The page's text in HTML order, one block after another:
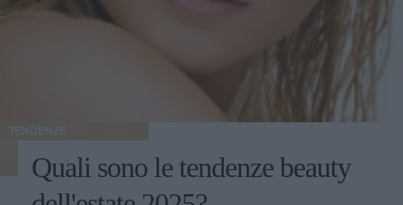
TENDENZE
Quali sono le tendenze beauty